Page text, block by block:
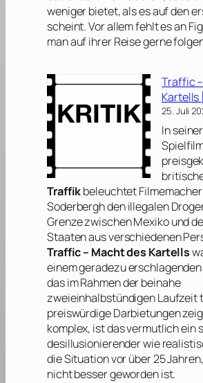
weniger bietet, als es auf den
scheint. Vor allem fehlt es an
man auf ihrer Reise gerne
Traffic
25. Juli
In seiner
Traffikbeleuchtet Filmemacher
Soderberghden illegalen
Grenze zwischen Mexiko und
Staaten aus verschiedenen
Traffic – Macht des Kartells
einem geradezu
das im Rahmen der beinahe
zweieinhalbstündigen Laufzeit
preiswürdige Darbietungen
komplex, ist das vermutlich ein
desillusionierender wie
die Situation vor über 25
nicht besser geworden ist.